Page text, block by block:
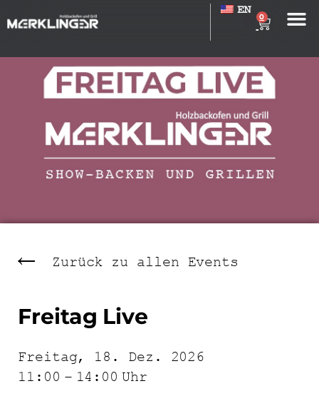
0
EN
Zurück zu allen Events
Freitag Live
Freitag, 18. Dez. 2026
11:00 – 14:00 Uhr